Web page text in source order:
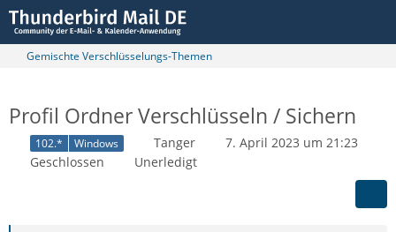
Gemischte Verschlüsselungs-Themen
Profil Ordner Verschlüsseln / Sichern
102.* Windows Tanger
7. April 2023 um 21:23
Geschlossen
Unerledigt